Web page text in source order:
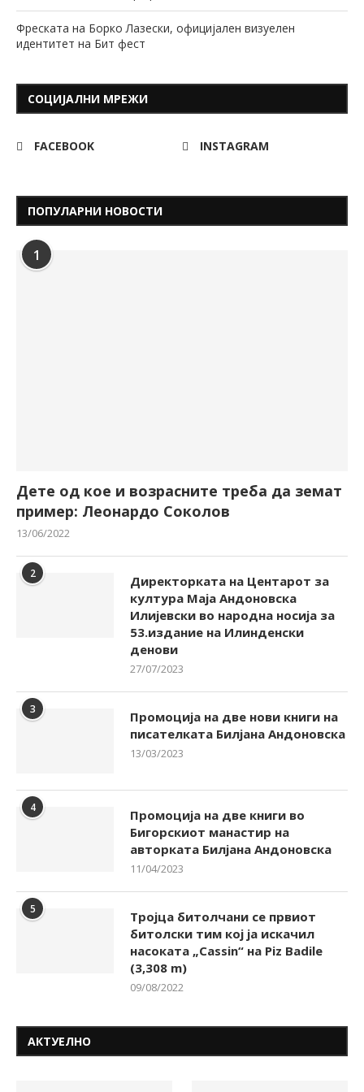
Фреската на Борко Лазески, официјален визуелен
идентитет на Бит фест
СОЦИЈАЛНИ МРЕЖИ
FACEBOOK INSTAGRAM
ПОПУЛАРНИ НОВОСТИ
1
Дете од кое и возрасните треба да земат
пример: Леонардо Соколов
13/06/2022
2
Директорката на Центарот за
култура Маја Андоновска
Илијевски во народна носија за
53.издание на Илинденски
денови
27/07/2023
3
Промоција на две нови книги на
писателката Билјана Андоновска
13/03/2023
4
Промоција на две книги во
Бигорскиот манастир на
авторката Билјана Андоновска
11/04/2023
5
Тројца битолчани се првиот
битолски тим кој ја искачил
насоката „Cassin“ на Piz Badile
(3,308 m)
09/08/2022
АКТУЕЛНО